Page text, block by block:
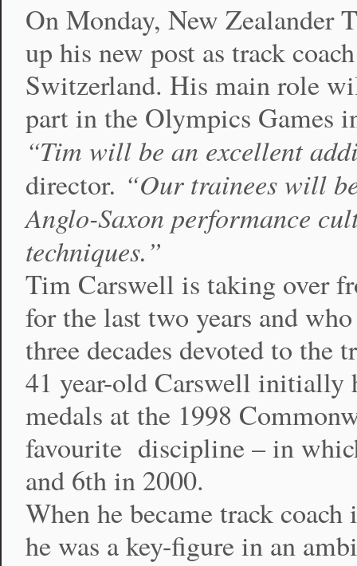
On Monday, New Zealander
up his new post as track
Switzerland. His main role
part in the Olympics Games
“Tim will be an excellent
director. “Our trainees will
Anglo-Saxon performance
techniques.”
Tim Carswell is taking over
for the last two years and
three decades devoted to the
41 year-old Carswell initially
medals at the 1998
favourite discipline – in
and 6th in 2000.
When he became track
he was a key-figure in an